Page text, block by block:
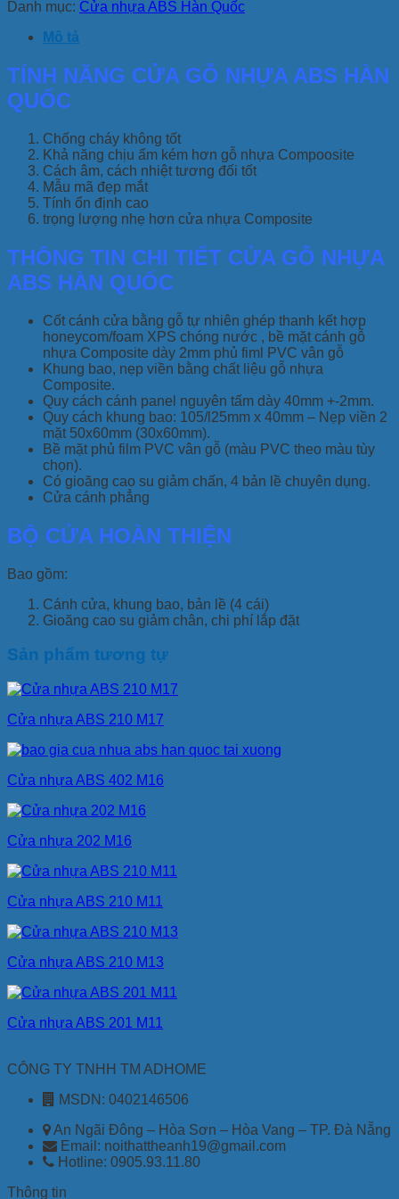
Danh mục: Cửa nhựa ABS Hàn Quốc
Mô tả
TÍNH NĂNG CỬA GỖ NHỰA ABS HÀN
QUỐC
Chống cháy không tốt
Khả năng chịu ẩm kém hơn gỗ nhựa Compoosite
Cách âm, cách nhiệt tương đối tốt
Mẫu mã đẹp mắt
Tính ổn định cao
trọng lượng nhẹ hơn cửa nhựa Composite
THÔNG TIN CHI TIẾT CỬA GỖ NHỰA
ABS HÀN QUỐC
Cốt cánh cửa bằng gỗ tự nhiên ghép thanh kết hợp
honeycom/foam XPS chóng nước , bề mặt cánh gỗ
nhựa Composite dày 2mm phủ fiml PVC vân gỗ
Khung bao, nẹp viền bằng chất liệu gỗ nhựa
Composite.
Quy cách cánh panel nguyên tấm dày 40mm +-2mm.
Quy cách khung bao: 105/l25mm x 40mm – Nẹp viền 2
mặt 50x60mm (30x60mm).
Bề mặt phủ film PVC vân gỗ (màu PVC theo màu tùy
chọn).
Có gioăng cao su giảm chấn, 4 bản lề chuyên dụng.
Cửa cánh phẳng
BỘ CỬA HOÀN THIỆN
Bao gồm:
Cánh cửa, khung bao, bản lề (4 cái)
Gioăng cao su giảm chân, chi phí lắp đặt
Sản phẩm tương tự
Cửa nhựa ABS 210 M17
Cửa nhựa ABS 402 M16
Cửa nhựa 202 M16
Cửa nhựa ABS 210 M11
Cửa nhựa ABS 210 M13
Cửa nhựa ABS 201 M11
CÔNG TY TNHH TM ADHOME
MSDN: 0402146506
An Ngãi Đông – Hòa Sơn – Hòa Vang – TP. Đà Nẵng
Email: noithattheanh19@gmail.com
Hotline: 0905.93.11.80
Thông tin